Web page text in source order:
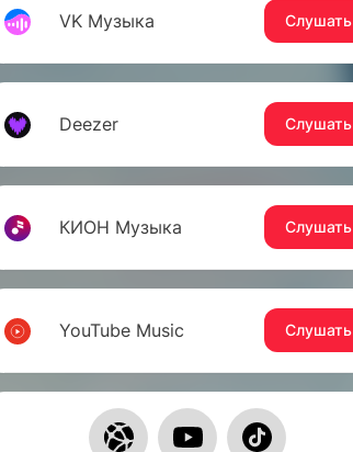
VK Музыка Слушать
Deezer Слушать
КИОН Музыка Слушать
YouTube Music Слушать